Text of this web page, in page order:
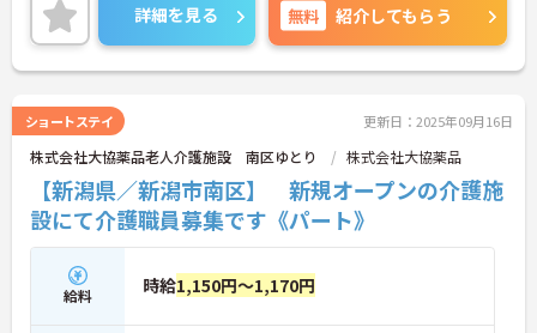
詳細を見る 無料 紹介してもらう
ショートステイ 更新日：2025年09月16日
株式会社大協薬品老人介護施設 南区ゆとり 株式会社大協薬品
【新潟県／新潟市南区】 新規オープンの介護施
設にて介護職員募集です《パート》
給料 時給1,150円～1,170円